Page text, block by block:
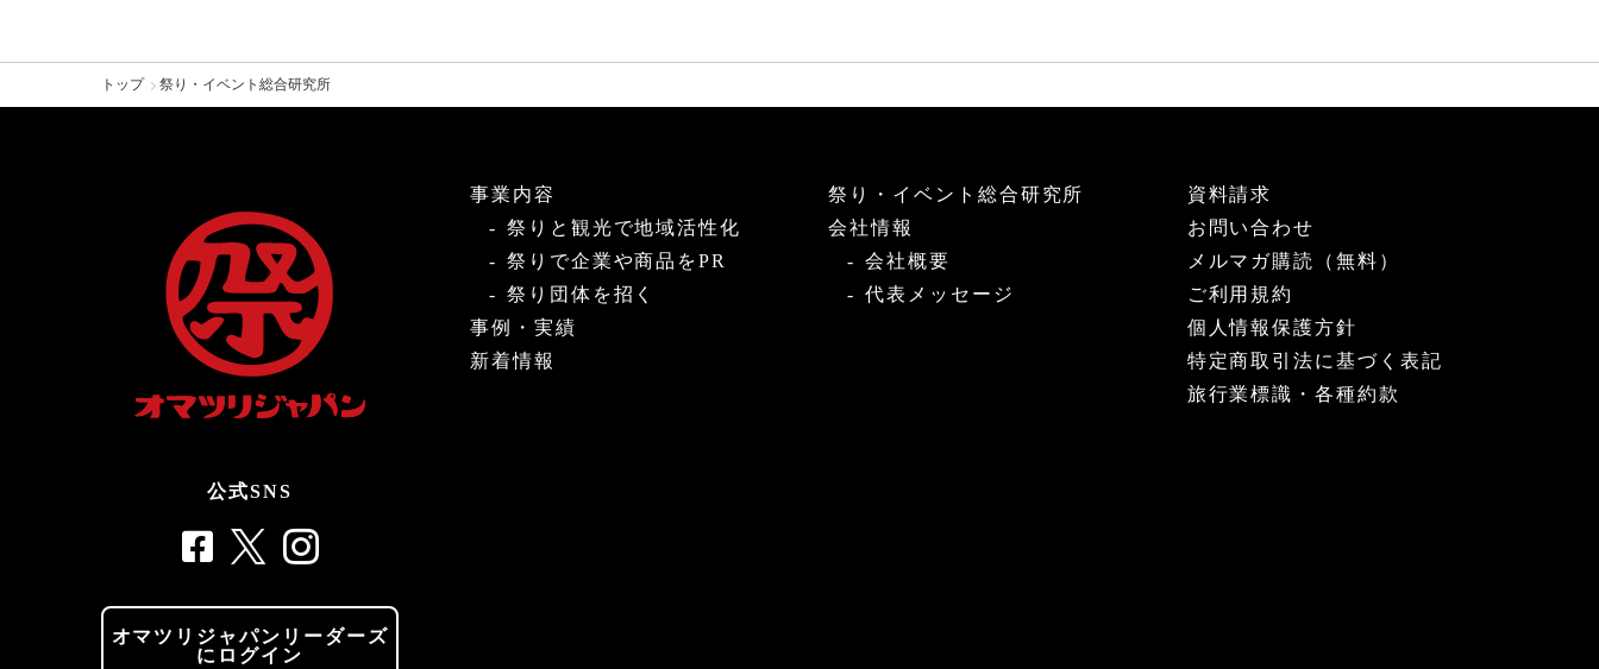
トップ 祭り・イベント総合研究所
公式SNS
オマツリジャパンリーダーズ
にログイン
事業内容
祭りと観光で地域活性化
祭りで企業や商品をPR
祭り団体を招く
事例・実績
新着情報
祭り・イベント総合研究所
会社情報
会社概要
代表メッセージ
資料請求
お問い合わせ
メルマガ購読（無料）
ご利用規約
個人情報保護方針
特定商取引法に基づく表記
旅行業標識・各種約款